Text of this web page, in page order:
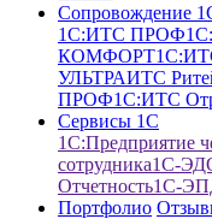
Сопровождение
1С:ИТС ПРОФ
КОМФОРТ
УЛЬТРАИТС
ПРОФ1С:ИТС
Сервисы 1С
1С:Предприятие
сотрудника1С-
Отчетность1С-
Портфолио